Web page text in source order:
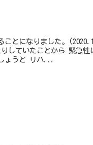
ことになりました。
していたことから 緊急性
ょうと リハ...